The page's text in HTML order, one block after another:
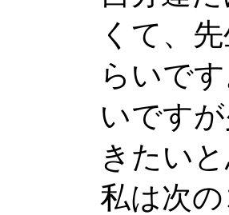
くて、
らいで
いです
きたい
私は次